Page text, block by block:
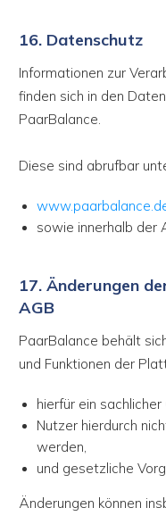
16. Datenschutz
Informationen zur
finden sich in den
PaarBalance.
Diese sind abrufbar
sowie innerhalb der
17. Änderungen
AGB
PaarBalance behält
und Funktionen der
hierfür ein
Nutzer hierdurch
werden,
und gesetzliche
Änderungen können